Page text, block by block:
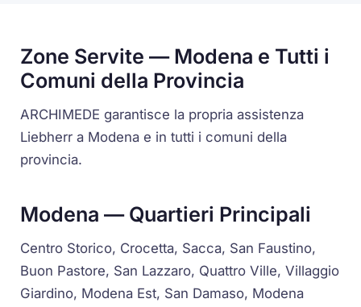
Zone Servite — Modena e Tutti i
Comuni della Provincia
ARCHIMEDE garantisce la propria assistenza
Liebherr a Modena e in tutti i comuni della
provincia.
Modena — Quartieri Principali
Centro Storico, Crocetta, Sacca, San Faustino,
Buon Pastore, San Lazzaro, Quattro Ville, Villaggio
Giardino, Modena Est, San Damaso, Modena